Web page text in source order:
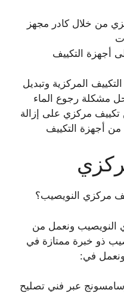
من خلال كادر مجهز
أجهزة التكييف
المركزية وتبديل
مشكلة رجوع الماء
مركزي على إزالة
من أجهزة التكييف
مركزي النويصيب؟
النويصيب ونعمل من
ذو خبرة ممتازة في
في:
عبر فني تصليح